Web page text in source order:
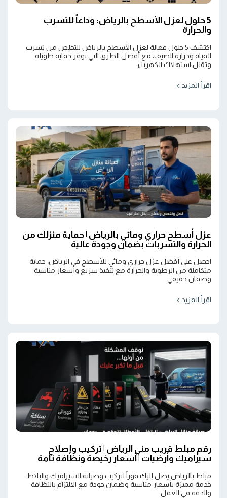
5 حلول لعزل الأسطح بالرياض: وداعاً للتسرب
والحرارة
اكتشف 5 حلول فعالة لعزل الأسطح بالرياض للتخلص من تسرب
المياه وحرارة الصيف، مع أفضل الطرق التي توفر حماية طويلة
وتقلل استهلاك الكهرباء.
اقرأ المزيد
عزل أسطح حراري ومائي بالرياض | حماية منزلك من
الحرارة والتسربات بضمان وجودة عالية
احصل على أفضل عزل حراري ومائي للأسطح في الرياض، حماية
متكاملة من الرطوبة والحرارة مع تنفيذ سريع وأسعار مناسبة
وضمان حقيقي.
اقرأ المزيد
رقم مبلط قريب مني الرياض | تركيب وإصلاح
سيراميك وأرضيات | أسعار رخيصة ونظافة تامة
مبلط بالرياض يصل إليك فوراً لتركيب وصيانة السيراميك والبلاط،
خدمة مميزة بأسعار مناسبة وضمان جودة مع الالتزام بالنظافة
والدقة في العمل.